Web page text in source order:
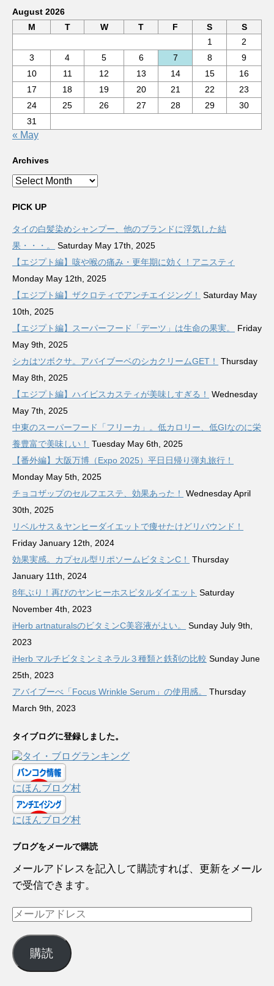
August 2026
M
T W T F S
S
1
2
3
4 5 6 7 8
9
10
11 12 13 14 15
16
17
18 19 20 21 22
23
24
25 26 27 28 29
30
31
« May
Archives
Archives
PICK UP
タイの白髪染めシャンプー、他のブランドに浮気した結
果・・・。
Saturday May 17th, 2025
【エジプト編】咳や喉の痛み・更年期に効く！アニスティ
Monday May 12th, 2025
【エジプト編】ザクロティでアンチエイジング！
Saturday May
10th, 2025
【エジプト編】スーパーフード「デーツ」は生命の果実。
Friday
May 9th, 2025
シカはツボクサ。アバイブーベのシカクリームGET！
Thursday
May 8th, 2025
【エジプト編】ハイビスカスティが美味しすぎる！
Wednesday
May 7th, 2025
中東のスーパーフード「フリーカ」。低カロリー、低GIなのに栄
養豊富で美味しい！
Tuesday May 6th, 2025
【番外編】大阪万博（Expo 2025）平日日帰り弾丸旅行！
Monday May 5th, 2025
チョコザップのセルフエステ、効果あった！
Wednesday April
30th, 2025
リベルサス＆ヤンヒーダイエットで痩せたけどリバウンド！
Friday January 12th, 2024
効果実感。カプセル型リポソームビタミンC！
Thursday
January 11th, 2024
8年ぶり！再びのヤンヒーホスピタルダイエット Saturday
November 4th, 2023
iHerb artnaturalsのビタミンC美容液がよい。
Sunday July 9th,
2023
iHerb マルチビタミンミネラル３種類と鉄剤の比較 Sunday June
25th, 2023
アバイブーべ「Focus Wrinkle Serum」の使用感。
Thursday
March 9th, 2023
タイブログに登録しました。
にほんブログ村
にほんブログ村
ブログをメールで購読
メールアドレスを記入して購読すれば、更新をメール
で受信できます。
メ
ル
ア
購読